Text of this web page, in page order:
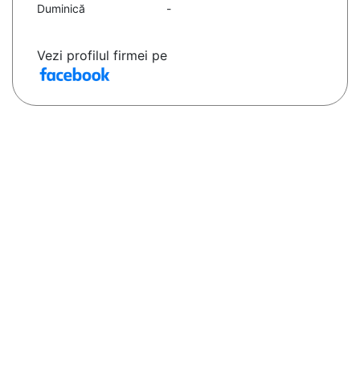
Duminică
-
Vezi profilul firmei pe